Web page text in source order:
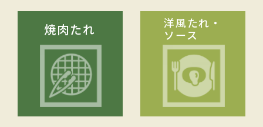
焼肉たれ
洋風たれ・
ソース